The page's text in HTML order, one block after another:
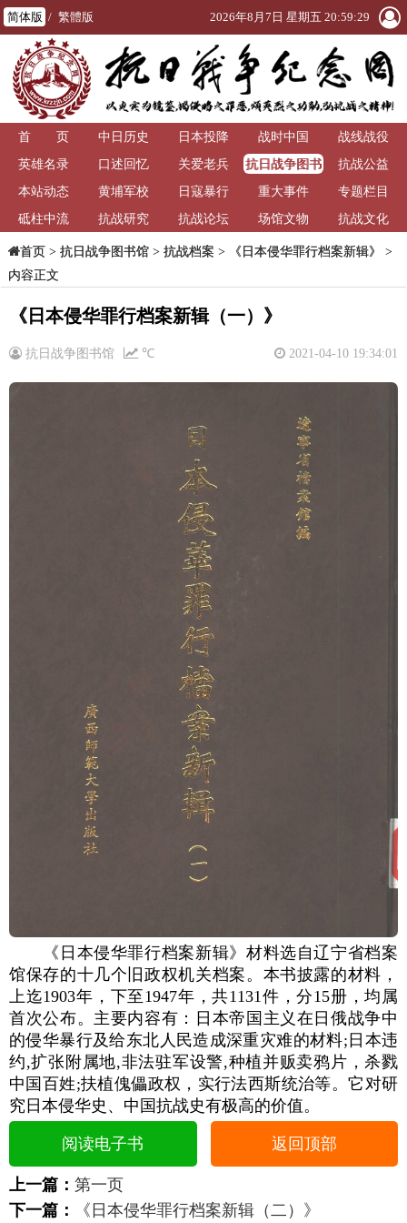
简体版 / 繁體版 2026年8月7日 星期五 20:59:29
首 页 中日历史 日本投降 战时中国
战线战役
英雄名录
口述回忆 关爱老兵
抗日战争图书
馆
抗战公益
本站动态
黄埔军校 日寇暴行 重大事件
专题栏目
砥柱中流
抗战研究 抗战论坛 场馆文物 抗战文化
首页> 抗日战争图书馆> 抗战档案> 《日本侵华罪行档案新辑》
>
内容正文
《日本侵华罪行档案新辑（一）》
抗日战争图书馆 2021-04-10 19:34:01
℃
《日本侵华罪行档案新辑》材料选自辽宁省档案
馆保存的十几个旧政权机关档案。本书披露的材料，
上迄1903年，下至1947年，共1131件，分15册，均属
首次公布。主要内容有：日本帝国主义在日俄战争中
的侵华暴行及给东北人民造成深重灾难的材料;日本违
约,扩张附属地,非法驻军设警,种植并贩卖鸦片，杀戮
中国百姓;扶植傀儡政权，实行法西斯统治等。它对研
究日本侵华史、中国抗战史有极高的价值。
阅读电子书 返回顶部
上一篇： 第一页
下一篇：
《日本侵华罪行档案新辑（二）》